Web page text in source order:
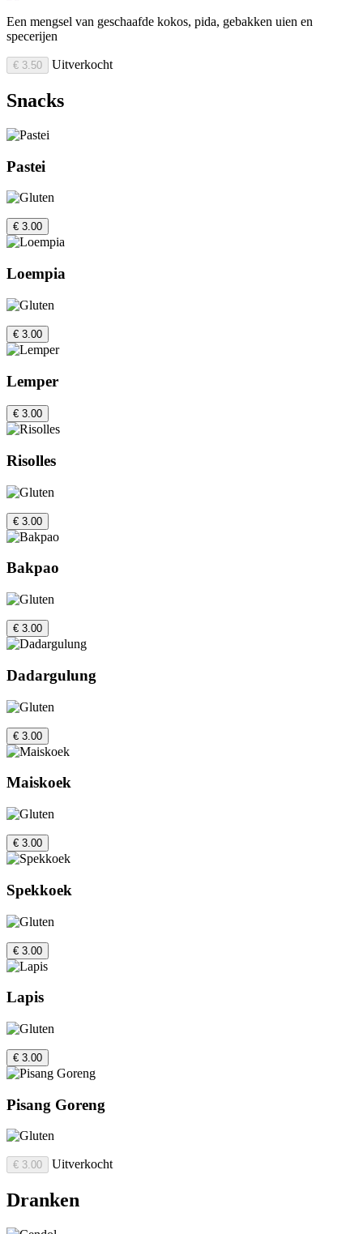
Een mengsel van geschaafde kokos, pida, gebakken uien en
specerijen
€ 3.50 Uitverkocht
Snacks
Pastei
€ 3.00
Loempia
€ 3.00
Lemper
€ 3.00
Risolles
€ 3.00
Bakpao
€ 3.00
Dadargulung
€ 3.00
Maiskoek
€ 3.00
Spekkoek
€ 3.00
Lapis
€ 3.00
Pisang Goreng
€ 3.00 Uitverkocht
Dranken